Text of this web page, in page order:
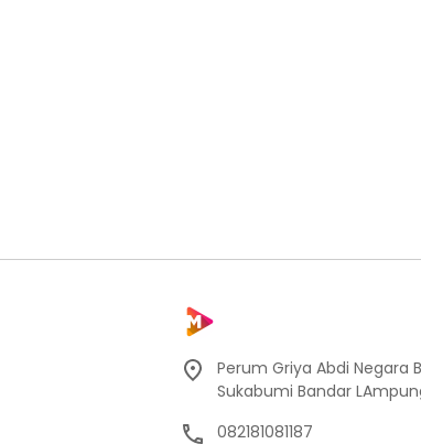
Perum Griya Abdi Negara
Sukabumi Bandar
082181081187